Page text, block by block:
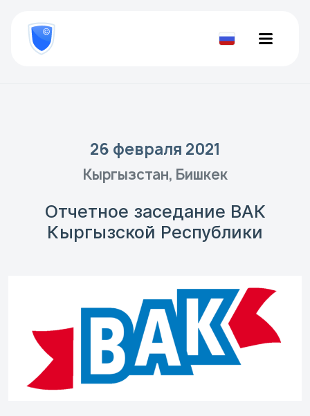
800
777-
81-Проверить
26 февраля 2021
Кыргызстан, Бишкек
Отчетное заседание ВАК
Кыргызской Республики